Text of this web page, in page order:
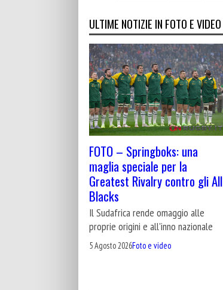
ULTIME NOTIZIE IN FOTO E VIDEO
FOTO – Springboks: una
maglia speciale per la
Greatest Rivalry contro gli All
Blacks
Il Sudafrica rende omaggio alle
proprie origini e all'inno nazionale
5 Agosto 2026Foto e video